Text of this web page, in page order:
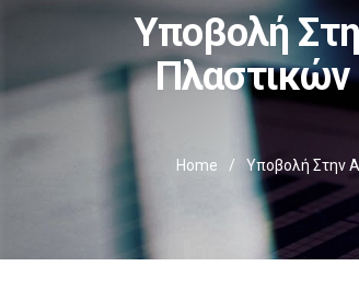
Υποβολή
Πλαστικών
Home / Υποβολή Στην